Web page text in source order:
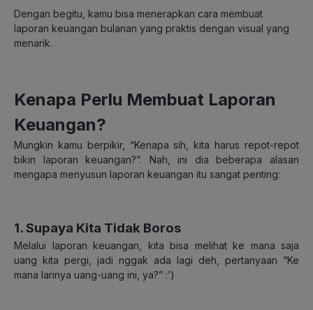
Dengan begitu, kamu bisa menerapkan cara membuat
laporan keuangan bulanan yang praktis dengan visual yang
menarik.
Kenapa Perlu Membuat Laporan
Keuangan?
Mungkin kamu berpikir, “Kenapa sih, kita harus repot-repot
bikin laporan keuangan?”. Nah, ini dia beberapa alasan
mengapa menyusun laporan keuangan itu sangat penting:
1. Supaya Kita Tidak Boros
Melalui laporan keuangan, kita bisa melihat ke mana saja
uang kita pergi, jadi nggak ada lagi deh, pertanyaan “Ke
mana larinya uang-uang ini, ya?” :’)